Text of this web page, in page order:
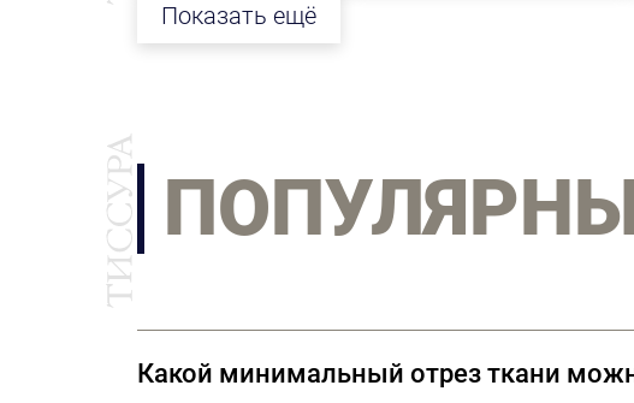
Показать ещё
Какой минимальный отрез ткани